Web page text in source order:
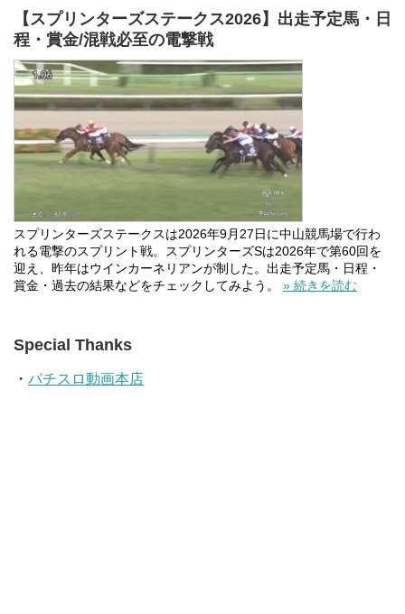
【スプリンターズステークス2026】出走予定馬・日
程・賞金/混戦必至の電撃戦
スプリンターズステークスは2026年9月27日に中山競馬場で行わ
れる電撃のスプリント戦。スプリンターズSは2026年で第60回を
迎え、昨年はウインカーネリアンが制した。出走予定馬・日程・
賞金・過去の結果などをチェックしてみよう。 » 続きを読む
Special Thanks
・ パチスロ動画本店